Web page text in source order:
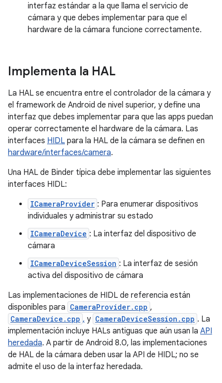
interfaz estándar a la que llama el servicio de
cámara y que debes implementar para que el
hardware de la cámara funcione correctamente.
Implementa la HAL
La HAL se encuentra entre el controlador de la cámara y
el framework de Android de nivel superior, y define una
interfaz que debes implementar para que las apps puedan
operar correctamente el hardware de la cámara. Las
interfaces HIDL para la HAL de la cámara se definen en
hardware/interfaces/camera.
Una HAL de Binder típica debe implementar las siguientes
interfaces HIDL:
ICameraProvider : Para enumerar dispositivos
individuales y administrar su estado
ICameraDevice : La interfaz del dispositivo de
cámara
ICameraDeviceSession : La interfaz de sesión
activa del dispositivo de cámara
Las implementaciones de HIDL de referencia están
disponibles para CameraProvider.cpp ,
CameraDevice.cpp , y CameraDeviceSession.cpp . La
implementación incluye HALs antiguas que aún usan la API
heredada. A partir de Android 8.0, las implementaciones
de HAL de la cámara deben usar la API de HIDL; no se
admite el uso de la interfaz heredada.